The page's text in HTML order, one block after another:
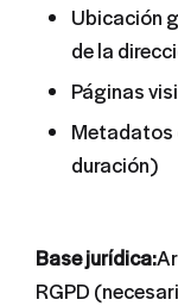
Ubicación
de la
Páginas
Metadatos
duración)
Base jurídica:
RGPD